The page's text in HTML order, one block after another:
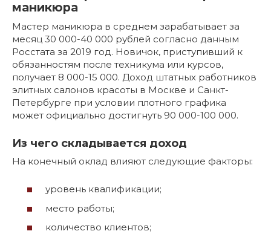
маникюра
Мастер маникюра в среднем зарабатывает за
месяц 30 000-40 000 рублей согласно данным
Росстата за 2019 год. Новичок, приступивший к
обязанностям после техникума или курсов,
получает 8 000-15 000. Доход штатных работников
элитных салонов красоты в Москве и Санкт-
Петербурге при условии плотного графика
может официально достигнуть 90 000-100 000.
Из чего складывается доход
На конечный оклад влияют следующие факторы:
уровень квалификации;
место работы;
количество клиентов;